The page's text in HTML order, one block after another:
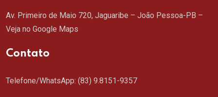
Av. Primeiro de Maio 720, Jaguaribe – João Pessoa-PB –
Veja no Google Maps
Contato
Telefone/WhatsApp: (83) 9.8151-9357